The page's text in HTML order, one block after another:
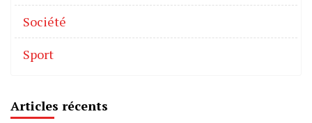
Société
Sport
Articles récents